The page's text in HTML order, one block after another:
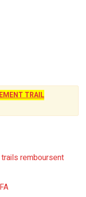
TRAIL
remboursent